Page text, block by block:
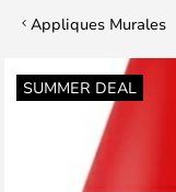
Appliques Murales
SUMMER DEAL
Skip
to